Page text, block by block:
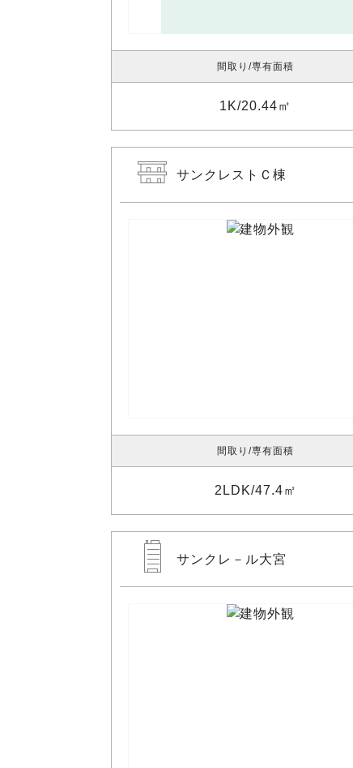
間取り 専有面積
1K 20.44㎡
サンクレストＣ棟
間取り 専有面積
2LDK 47.4㎡
サンクレ－ル大宮